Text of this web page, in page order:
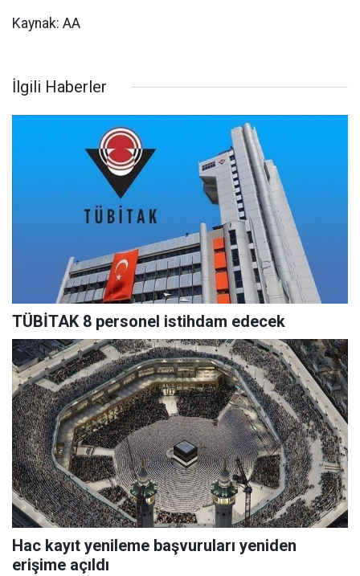
Kaynak: AA
İlgili Haberler
TÜBİTAK 8 personel istihdam edecek
Hac kayıt yenileme başvuruları yeniden
erişime açıldı